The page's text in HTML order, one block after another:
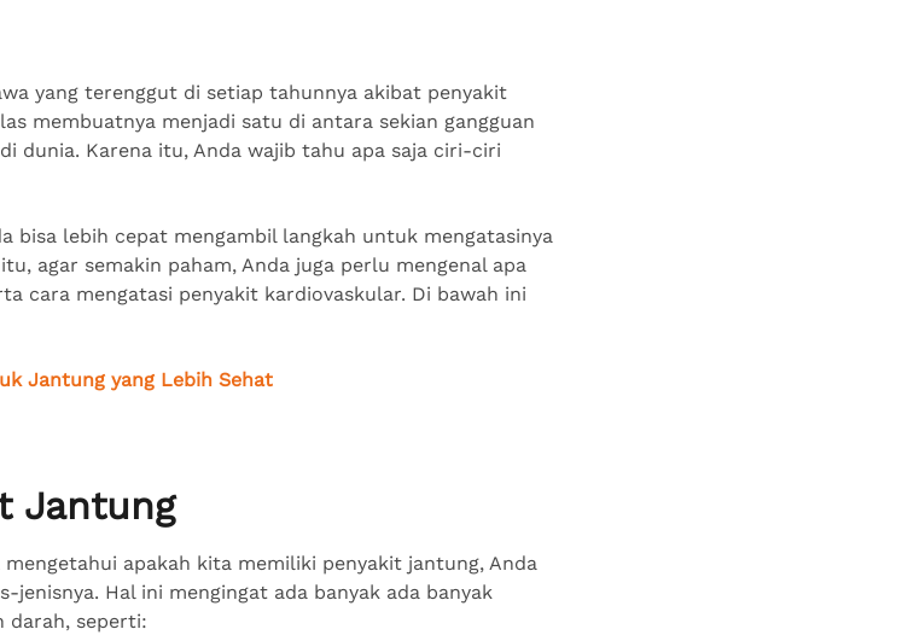
yang terenggut di setiap tahunnya akibat penyakit
membuatnya menjadi satu di antara sekian gangguan
dunia. Karena itu, Anda wajib tahu apa saja ciri-ciri
bisa lebih cepat mengambil langkah untuk mengatasinya
agar semakin paham, Anda juga perlu mengenal apa
cara mengatasi penyakit kardiovaskular. Di bawah ini
Jantung yang Lebih Sehat
Jantung
apakah kita memiliki penyakit jantung, Anda
Hal ini mengingat ada banyak ada banyak
darah, seperti: